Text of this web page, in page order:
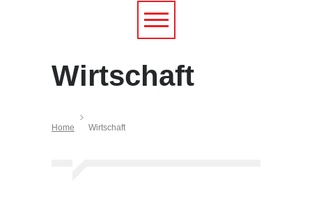
Wirtschaft
Home Wirtschaft